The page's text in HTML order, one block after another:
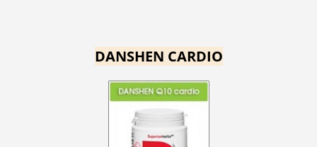
DANSHEN CARDIO